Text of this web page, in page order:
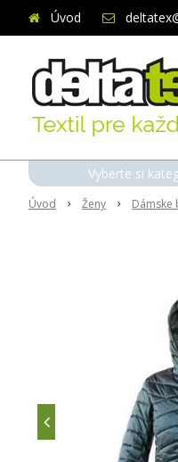
Úvod
Úvod Ženy Dámske
Vyberte si